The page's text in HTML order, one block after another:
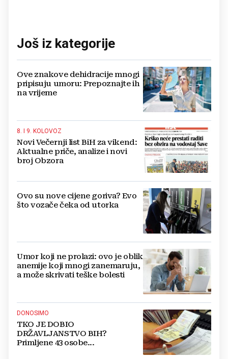
Još iz kategorije
Ove znakove dehidracije mnogi
pripisuju umoru: Prepoznajte ih
na vrijeme
8. I 9. KOLOVOZ
Novi Večernji list BiH za vikend:
Aktualne priče, analize i novi
broj Obzora
Ovo su nove cijene goriva? Evo
što vozače čeka od utorka
Umor koji ne prolazi: ovo je oblik
anemije koji mnogi zanemaruju,
a može skrivati teške bolesti
DONOSIMO
TKO JE DOBIO
DRŽAVLJANSTVO BIH?
Primljene 43 osobe...